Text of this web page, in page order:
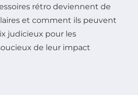
rétro deviennent de
et comment ils peuvent
judicieux pour les
de leur impact